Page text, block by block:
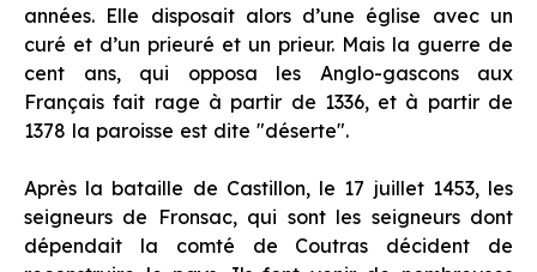
années. Elle disposait alors d’une église avec un
curé et d’un prieuré et un prieur. Mais la guerre de
cent ans, qui opposa les Anglo-gascons aux
Français fait rage à partir de 1336, et à partir de
1378 la paroisse est dite "déserte".
Après la bataille de Castillon, le 17 juillet 1453, les
seigneurs de Fronsac, qui sont les seigneurs dont
dépendait la comté de Coutras décident de